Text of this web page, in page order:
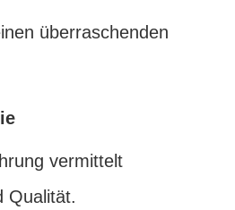
überraschenden
vermittelt
Qualität.